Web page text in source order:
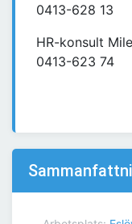
0413-628 13
HR-konsult
0413-623 74